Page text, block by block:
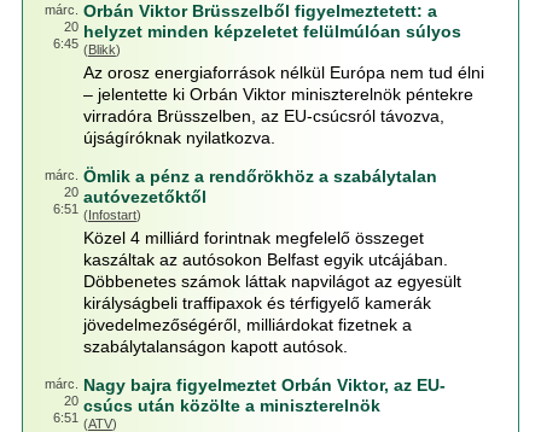
márc.
20
6:45
Orbán Viktor Brüsszelből figyelmeztetett: a
helyzet minden képzeletet felülmúlóan súlyos
(Blikk)
Az orosz energiaforrások nélkül Európa nem tud élni
– jelentette ki Orbán Viktor miniszterelnök péntekre
virradóra Brüsszelben, az EU-csúcsról távozva,
újságíróknak nyilatkozva.
márc.
20
6:51
Ömlik a pénz a rendőrökhöz a szabálytalan
autóvezetőktől
(Infostart)
Közel 4 milliárd forintnak megfelelő összeget
kaszáltak az autósokon Belfast egyik utcájában.
Döbbenetes számok láttak napvilágot az egyesült
királyságbeli traffipaxok és térfigyelő kamerák
jövedelmezőségéről, milliárdokat fizetnek a
szabálytalanságon kapott autósok.
márc.
20
6:51
Nagy bajra figyelmeztet Orbán Viktor, az EU-
csúcs után közölte a miniszterelnök
(ATV)